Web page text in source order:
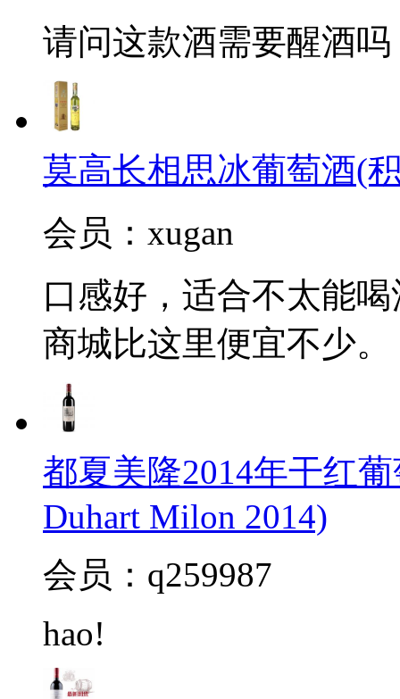
请问这款酒需要醒酒
莫高长相思冰葡萄酒(
会员：xugan
口感好，适合不太能
商城比这里便宜不少。
都夏美隆2014年干红
Duhart Milon 2014)
会员：q259987
hao!